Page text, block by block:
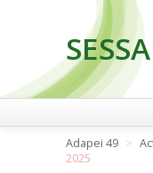
Adapei 49
2025